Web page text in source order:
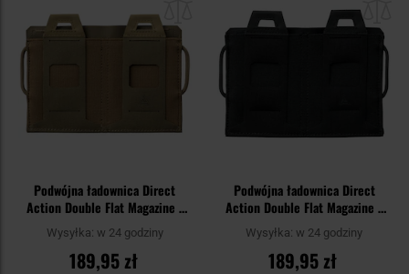
schowka
Podwójna ładownica Direct
Action Double Flat Magazine -
Adaptive Green
Wysyłka: w 24 godziny
189,95 zł
Podwójna ładownica Direct
Action Double Flat Magazine -
Black
Wysyłka: w 24 godziny
189,95 zł